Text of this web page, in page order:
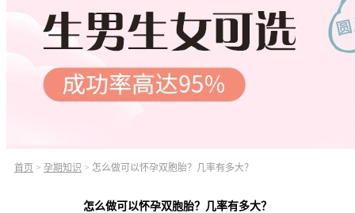
首页 > 孕期知识 > 怎么做可以怀孕双胞胎？几率有多大？
怎么做可以怀孕双胞胎？几率有多大？